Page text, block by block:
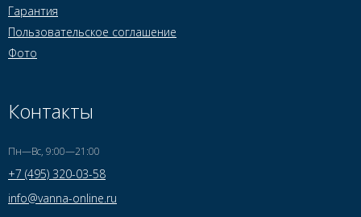
Гарантия
Пользовательское соглашение
Фото
Контакты
Пн—Вс, 9:00—21:00
+7 (495) 320-03-58
info@vanna-online.ru